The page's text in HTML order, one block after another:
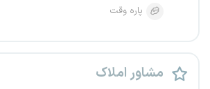
پاره وقت
مشاور املاک